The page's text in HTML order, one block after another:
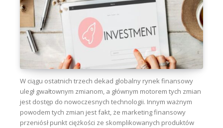
W ciągu ostatnich trzech dekad globalny rynek finansowy
uległ gwałtownym zmianom, a głównym motorem tych zmian
jest dostęp do nowoczesnych technologii. Innym ważnym
powodem tych zmian jest fakt, że marketing finansowy
przeniósł punkt ciężkości ze skomplikowanych produktów